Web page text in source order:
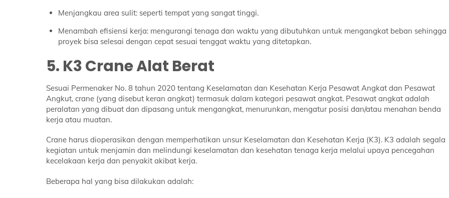
Menjangkau area sulit: seperti tempat yang sangat tinggi.
Menambah efisiensi kerja: mengurangi tenaga dan waktu yang dibutuhkan untuk mengangkat beban sehingga
proyek bisa selesai dengan cepat sesuai tenggat waktu yang ditetapkan.
5. K3 Crane Alat Berat
Sesuai Permenaker No. 8 tahun 2020 tentang Keselamatan dan Kesehatan Kerja Pesawat Angkat dan Pesawat
Angkut, crane (yang disebut keran angkat) termasuk dalam kategori pesawat angkat. Pesawat angkat adalah
peralatan yang dibuat dan dipasang untuk mengangkat, menurunkan, mengatur posisi dan/atau menahan benda
kerja atau muatan.
Crane harus dioperasikan dengan memperhatikan unsur Keselamatan dan Kesehatan Kerja (K3). K3 adalah segala
kegiatan untuk menjamin dan melindungi keselamatan dan kesehatan tenaga kerja melalui upaya pencegahan
kecelakaan kerja dan penyakit akibat kerja.
Beberapa hal yang bisa dilakukan adalah: